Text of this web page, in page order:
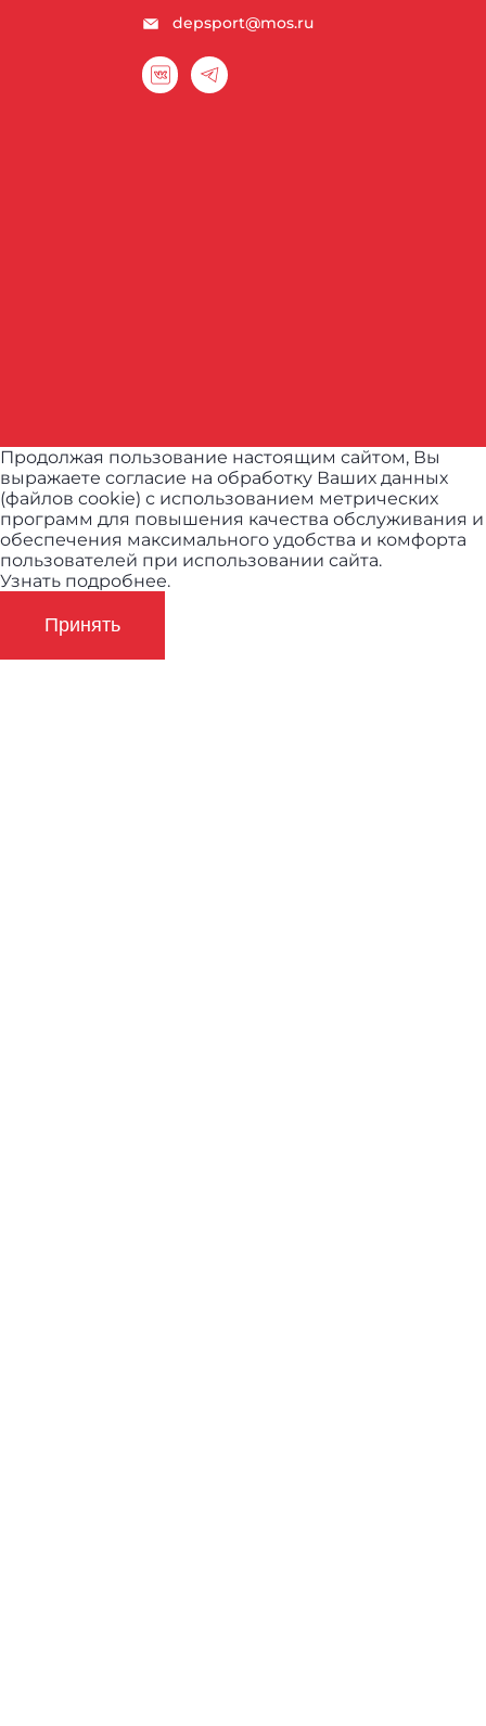
depsport@mos.ru
Продолжая пользование настоящим сайтом, Вы
выражаете согласие на обработку Ваших данных
(файлов cookie) с использованием метрических
программ для повышения качества обслуживания и
обеспечения максимального удобства и комфорта
пользователей при использовании сайта.
Узнать подробнее.
Принять